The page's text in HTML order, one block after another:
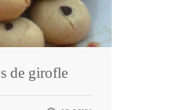
de girofle